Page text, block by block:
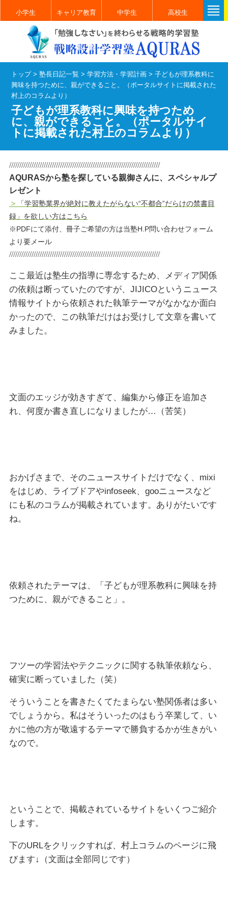
小学生 キャリア教育 中学生 高校生
トップ>塾長日記一覧 >学習方法・学習計画 >子どもが理系教科に
興味を持つために、親ができること。（ポータルサイトに掲載された
村上のコラムより）
子どもが理系教科に興味を持つため
に、親ができること。（ポータルサイ
トに掲載された村上のコラムより）
//////////////////////////////////////////////////////////////////////////
AQURASから塾を探している親御さんに、スペシャルプ
レゼント
＞
「学習塾業界が絶対に教えたがらない“不都合”だらけの禁書目
録」を欲しい方はこちら
※PDFにて添付、冊子ご希望の方は当塾H.P問い合わせフォーム
より要メール
//////////////////////////////////////////////////////////////////////////
ここ最近は塾生の指導に専念するため、メディア関係
の依頼は断っていたのですが、JIJICOというニュース
情報サイトから依頼された執筆テーマがなかなか面白
かったので、この執筆だけはお受けして文章を書いて
みました。
文面のエッジが効きすぎて、編集から修正を追加さ
れ、何度か書き直しになりましたが…（苦笑）
おかげさまで、そのニュースサイトだけでなく、mixi
をはじめ、ライブドアやinfoseek、gooニュースなど
にも私のコラムが掲載されています。ありがたいです
ね。
依頼されたテーマは、「子どもが理系教科に興味を持
つために、親ができること」。
フツーの学習法やテクニックに関する執筆依頼なら、
確実に断っていました（笑）
そういうことを書きたくてたまらない塾関係者は多い
でしょうから。私はそういったのはもう卒業して、い
かに他の方が敬遠するテーマで勝負するかが生きがい
なので。
ということで、掲載されているサイトをいくつご紹介
します。
下のURLをクリックすれば、村上コラムのページに飛
びます↓（文面は全部同じです）